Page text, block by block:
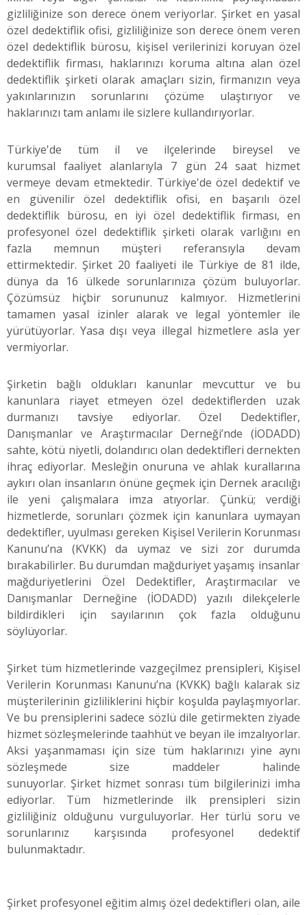
gizliliğinize son derece önem veriyorlar. Şirket en yasal
özel dedektiflik ofisi, gizliliğinize son derece önem veren
özel dedektiflik bürosu, kişisel verilerinizi koruyan özel
dedektiflik firması, haklarınızı koruma altına alan özel
dedektiflik şirketi olarak amaçları sizin, firmanızın veya
yakınlarınızın sorunlarını çözüme ulaştırıyor ve
haklarınızı tam anlamı ile sizlere kullandırıyorlar.
Türkiye'de tüm il ve ilçelerinde bireysel ve
kurumsal faaliyet alanlarıyla 7 gün 24 saat hizmet
vermeye devam etmektedir. Türkiye'de özel dedektif ve
en güvenilir özel dedektiflik ofisi, en başarılı özel
dedektiflik bürosu, en iyi özel dedektiflik firması, en
profesyonel özel dedektiflik şirketi olarak varlığını en
fazla memnun müşteri referansıyla devam
ettirmektedir. Şirket 20 faaliyeti ile Türkiye de 81 ilde,
dünya da 16 ülkede sorunlarınıza çözüm buluyorlar.
Çözümsüz hiçbir sorununuz kalmıyor. Hizmetlerini
tamamen yasal izinler alarak ve legal yöntemler ile
yürütüyorlar. Yasa dışı veya illegal hizmetlere asla yer
vermiyorlar.
Şirketin bağlı oldukları kanunlar mevcuttur ve bu
kanunlara riayet etmeyen özel dedektiflerden uzak
durmanızı tavsiye ediyorlar. Özel Dedektifler,
Danışmanlar ve Araştırmacılar Derneği’nde (İODADD)
sahte, kötü niyetli, dolandırıcı olan dedektifleri dernekten
ihraç ediyorlar. Mesleğin onuruna ve ahlak kurallarına
aykırı olan insanların önüne geçmek için Dernek aracılığı
ile yeni çalışmalara imza atıyorlar. Çünkü; verdiği
hizmetlerde, sorunları çözmek için kanunlara uymayan
dedektifler, uyulması gereken Kişisel Verilerin Korunması
Kanunu’na (KVKK) da uymaz ve sizi zor durumda
bırakabilirler. Bu durumdan mağduriyet yaşamış insanlar
mağduriyetlerini Özel Dedektifler, Araştırmacılar ve
Danışmanlar Derneğine (İODADD) yazılı dilekçelerle
bildirdikleri için sayılarının çok fazla olduğunu
söylüyorlar.
Şirket tüm hizmetlerinde vazgeçilmez prensipleri, Kişisel
Verilerin Korunması Kanunu’na (KVKK) bağlı kalarak siz
müşterilerinin gizliliklerini hiçbir koşulda paylaşmıyorlar.
Ve bu prensiplerini sadece sözlü dile getirmekten ziyade
hizmet sözleşmelerinde taahhüt ve beyan ile imzalıyorlar.
Aksi yaşanmaması için size tüm haklarınızı yine aynı
sözleşmede size maddeler halinde
sunuyorlar. Şirket hizmet sonrası tüm bilgilerinizi imha
ediyorlar. Tüm hizmetlerinde ilk prensipleri sizin
gizliliğiniz olduğunu vurguluyorlar. Her türlü soru ve
sorunlarınız karşısında profesyonel dedektif
bulunmaktadır.
Şirket profesyonel eğitim almış özel dedektifleri olan, aile